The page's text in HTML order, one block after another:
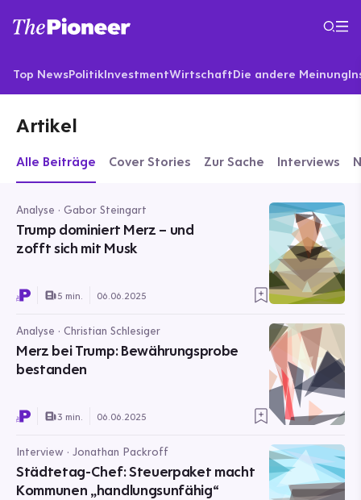
Top NewsPolitikInvestmentWirtschaftDie andere Meinung
Artikel
Alle Beiträge Cover Stories Zur Sache Interviews
Analyse · Gabor Steingart
Trump dominiert Merz – und
zofft sich mit Musk
5 min. 06.06.2025
Analyse · Christian Schlesiger
Merz bei Trump: Bewährungsprobe
bestanden
3 min. 06.06.2025
Interview · Jonathan Packroff
Städtetag-Chef: Steuerpaket macht
Kommunen „handlungsunfähig“